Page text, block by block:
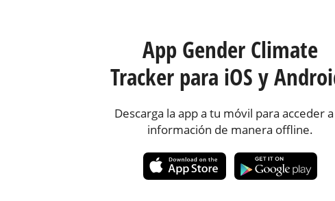
App Gender Climate
Tracker para iOS y
Descarga la app a tu móvil para acceder
información de manera offline.